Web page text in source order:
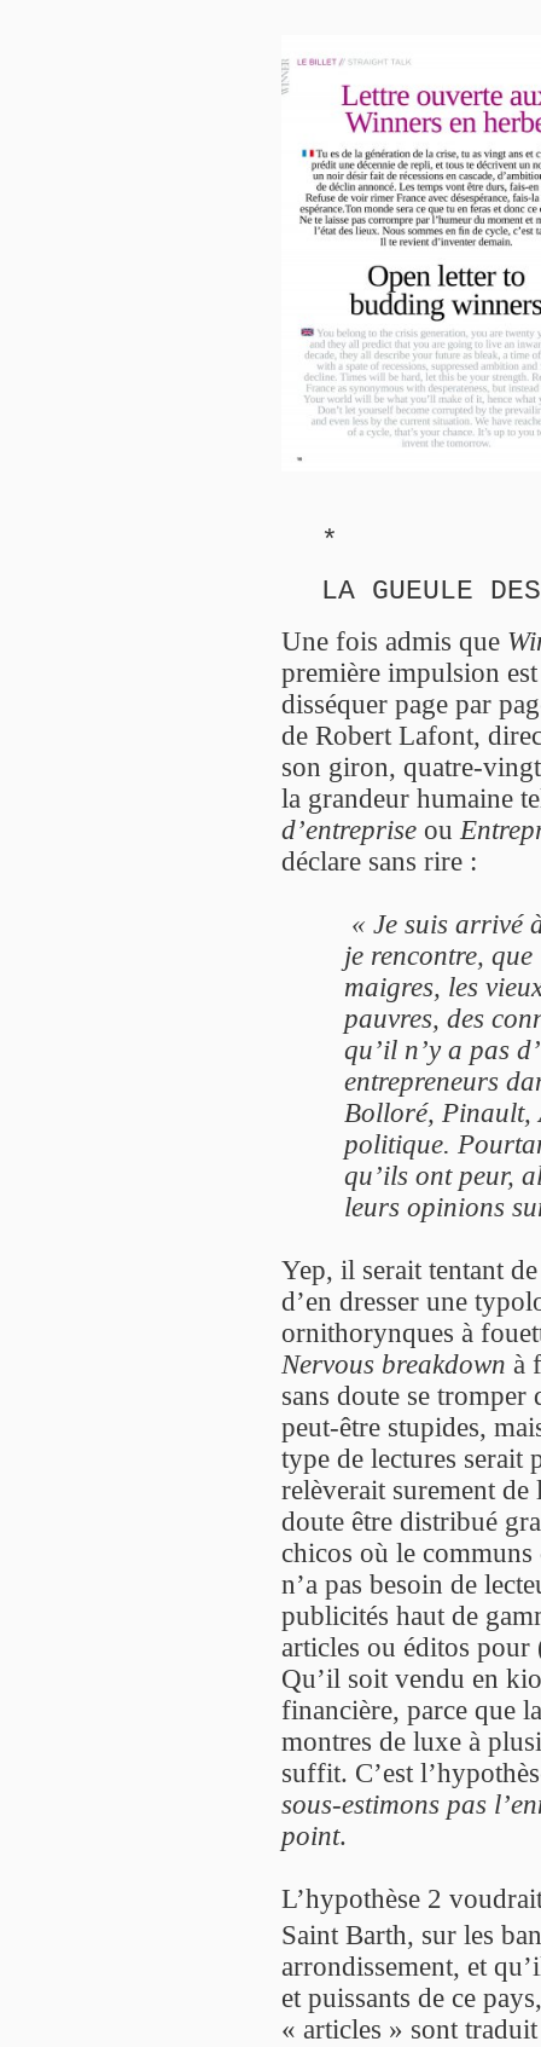
*
LA GUEULE
Une fois admis que
première impulsion
disséquer page par
de Robert Lafont,
son giron, quatre-
la grandeur humaine
d’entreprise ou
déclare sans rire :
« Je suis arrivé
je rencontre,
maigres, les
pauvres, des
qu’il n’y a pas
entrepreneurs
Bolloré, Pinault,
politique.
qu’ils ont peur,
leurs opinions
Yep, il serait tentant
d’en dresser une
ornithorynques à
Nervous breakdown à
sans doute se tromper
peut-être stupides,
type de lectures serait
relèverait surement de
doute être distribué
chicos où le
n’a pas besoin de
publicités haut de
articles ou éditos pour
Qu’il soit vendu en
financière, parce que
montres de luxe à
suffit. C’est
sous-estimons pas
point.
L’hypothèse 2
Saint Barth, sur les
arrondissement, et
et puissants de ce
« articles » sont